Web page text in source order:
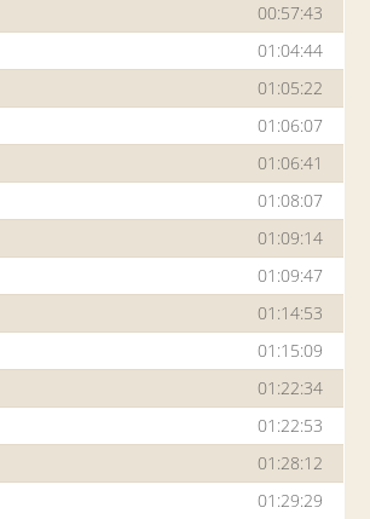
00:57:43
01:04:44
01:05:22
01:06:07
01:06:41
01:08:07
01:09:14
01:09:47
01:14:53
01:15:09
01:22:34
01:22:53
01:28:12
01:29:29